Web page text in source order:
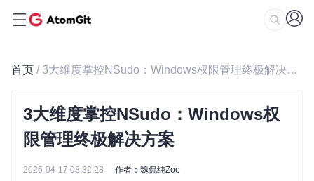
首页 / 3大维度掌控NSudo：Windows权限管理终极解决方案
3大维度掌控NSudo：Windows权
限管理终极解决方案
2026-04-17 08:32:28 作者：魏侃纯Zoe